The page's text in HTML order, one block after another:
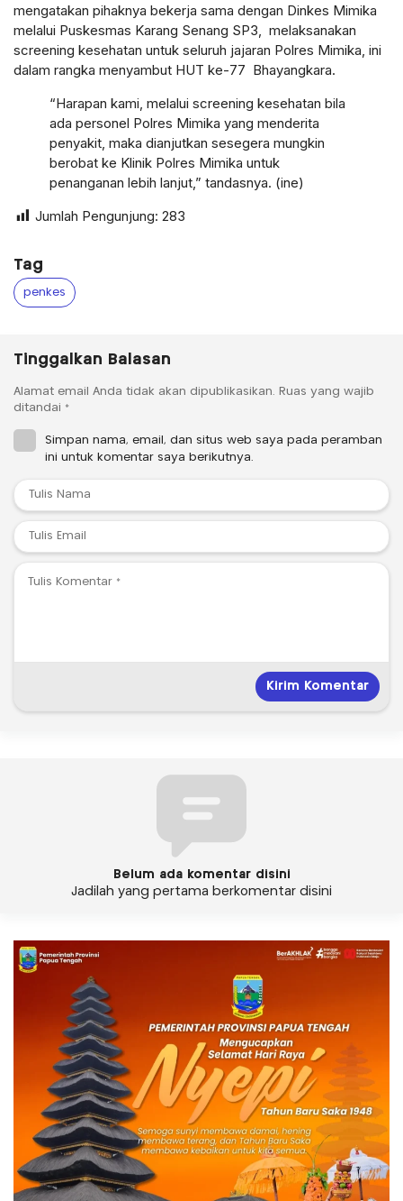
mengatakan pihaknya bekerja sama dengan Dinkes Mimika
melalui Puskesmas Karang Senang SP3, melaksanakan
screening kesehatan untuk seluruh jajaran Polres Mimika, ini
dalam rangka menyambut HUT ke-77 Bhayangkara.
“Harapan kami, melalui screening kesehatan bila
ada personel Polres Mimika yang menderita
penyakit, maka dianjutkan sesegera mungkin
berobat ke Klinik Polres Mimika untuk
penanganan lebih lanjut,” tandasnya. (ine)
Jumlah Pengunjung: 283
Tag
penkes
Tinggalkan Balasan
Alamat email Anda tidak akan dipublikasikan. Ruas yang wajib
ditandai *
Simpan nama, email, dan situs web saya pada peramban
ini untuk komentar saya berikutnya.
Belum ada komentar disini
Jadilah yang pertama berkomentar disini